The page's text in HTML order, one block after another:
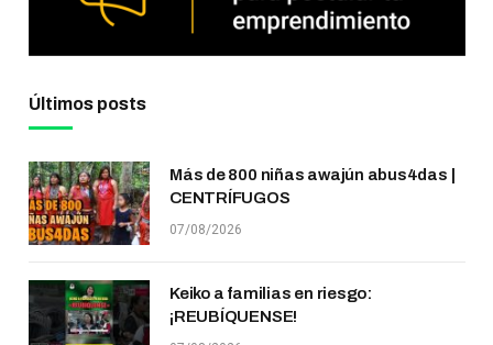
Últimos posts
Más de 800 niñas awajún abus4das |
CENTRÍFUGOS
07/08/2026
Keiko a familias en riesgo:
¡REUBÍQUENSE!